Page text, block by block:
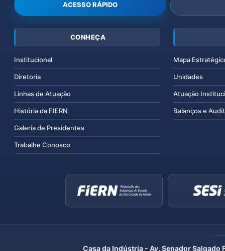
ACESSO RÁPIDO
CONHEÇA
Institucional
Diretoria
Linhas de Atuação
História da FIERN
Galeria de Presidentes
Trabalhe Conosco
Mapa
Unidades
Atuação
Balanços e
Casa da Indústria - Av. Senador